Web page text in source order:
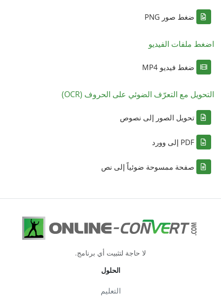
ضغط صور PNG
اضغط ملفات الفيديو
ضغط فيديو MP4
التحويل مع التعرّف الضوئي على الحروف (OCR)
تحويل الصور إلى نصوص
PDF إلى وورد
صفحة ممسوحة ضوئياً إلى نص
لا حاجة لتثبيت أي برنامج.
الحلول
التعليم